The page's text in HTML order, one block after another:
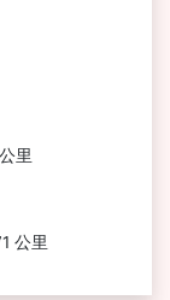
里
公里